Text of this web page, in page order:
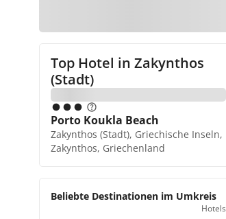
Top Hotel in Zakynthos
(Stadt)
Porto Koukla Beach
Zakynthos (Stadt), Griechische Inseln,
Zakynthos, Griechenland
Beliebte Destinationen im Umkreis
Hotels